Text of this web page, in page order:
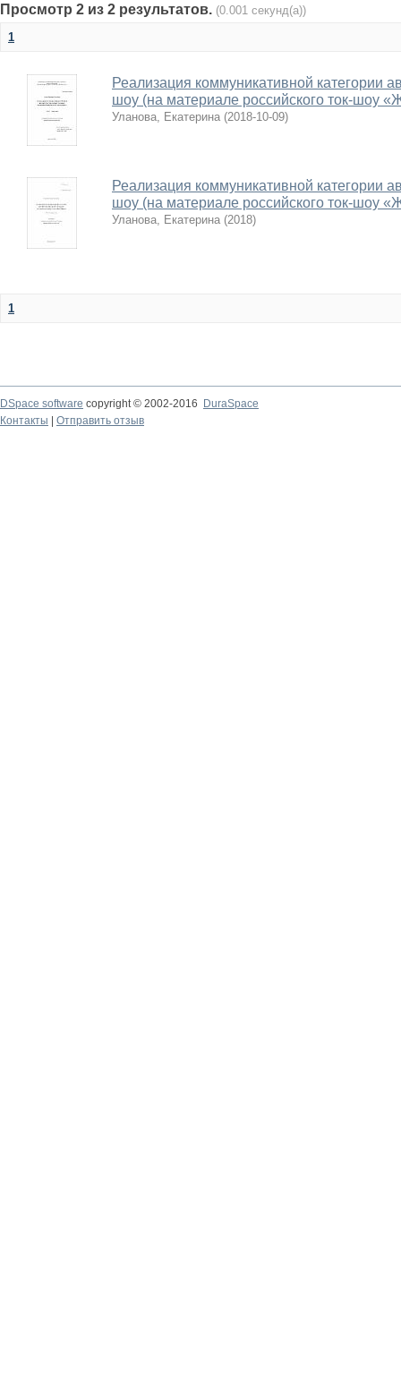
Просмотр 2 из 2 результатов. (0.001 секунд(а))
1
Реализация коммуникативной категории
шоу (на материале российского ток-шоу
Уланова, Екатерина (2018-10-09)
Реализация коммуникативной категории
шоу (на материале российского ток-шоу
Уланова, Екатерина (2018)
1
DSpace software copyright © 2002-2016
DuraSpace
Контакты
Отправить отзыв